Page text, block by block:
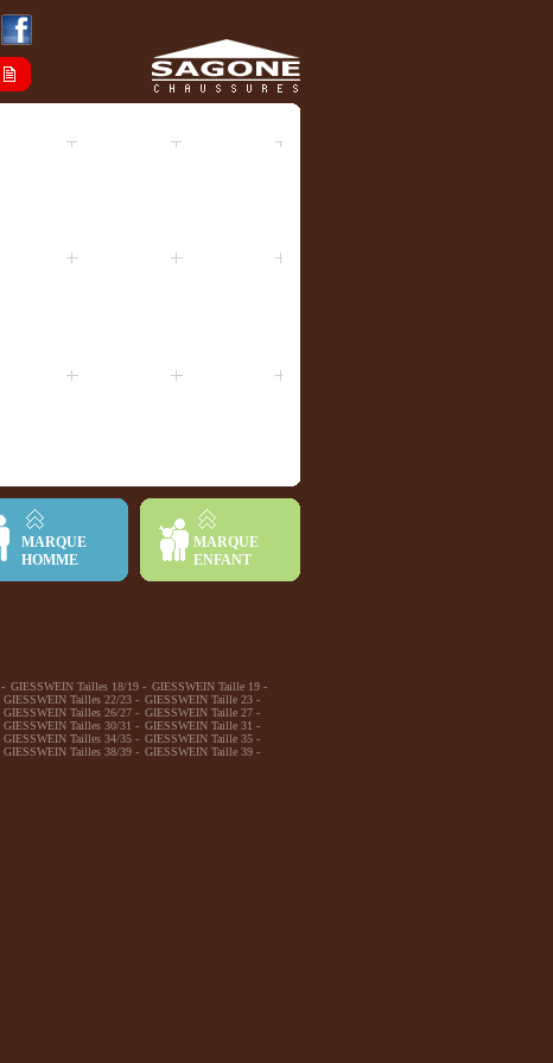
MARQUE
HOMME
MARQUE
ENFANT
- GIESSWEIN Tailles 18/19 - GIESSWEIN Taille 19 -
GIESSWEIN Tailles 22/23 - GIESSWEIN Taille 23 -
GIESSWEIN Tailles 26/27 - GIESSWEIN Taille 27 -
GIESSWEIN Tailles 30/31 - GIESSWEIN Taille 31 -
GIESSWEIN Tailles 34/35 - GIESSWEIN Taille 35 -
GIESSWEIN Tailles 38/39 - GIESSWEIN Taille 39 -